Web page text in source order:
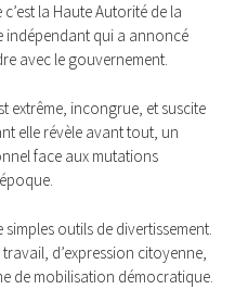
la Haute Autorité de la
indépendant qui a annoncé
avec le gouvernement.
extrême, incongrue, et suscite
elle révèle avant tout, un
face aux mutations
outils de divertissement.
d’expression citoyenne,
de mobilisation démocratique.